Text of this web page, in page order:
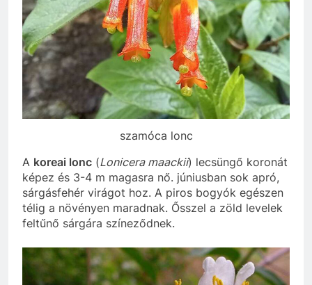
szamóca lonc
A koreai lonc (Lonicera maackii) lecsüngő koronát
képez és 3-4 m magasra nő. júniusban sok apró,
sárgásfehér virágot hoz. A piros bogyók egészen
télig a növényen maradnak. Ősszel a zöld levelek
feltűnő sárgára színeződnek.